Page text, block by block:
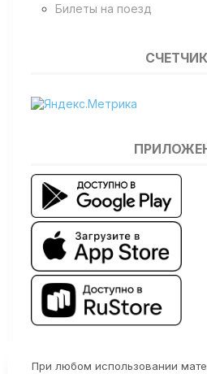
Билеты на поезд
При любом использовании